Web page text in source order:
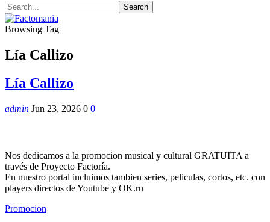
Browsing Tag
Lía Callizo
Lía Callizo
admin Jun 23, 2026 0 0
Nos dedicamos a la promocion musical y cultural GRATUITA a
través de Proyecto Factoría.
En nuestro portal incluimos tambien series, peliculas, cortos, etc. con
players directos de Youtube y OK.ru
Promocion